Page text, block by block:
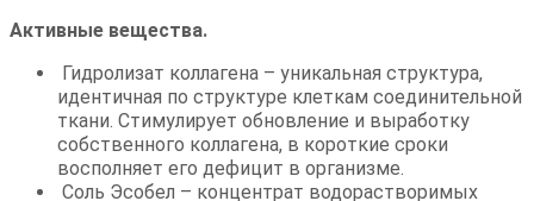
Активные вещества.
Гидролизат коллагена – уникальная структура,
идентичная по структуре клеткам соединительной
ткани. Стимулирует обновление и выработку
собственного коллагена, в короткие сроки
восполняет его дефицит в организме.
Соль Эсобел – концентрат водорастворимых